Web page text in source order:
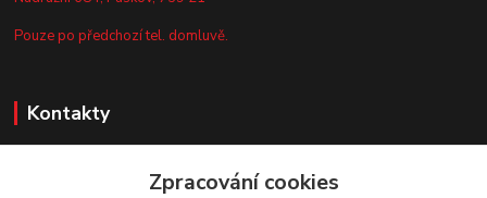
Pouze po předchozí tel. domluvě.
Kontakty
+420 735 044 675Zpracování cookies